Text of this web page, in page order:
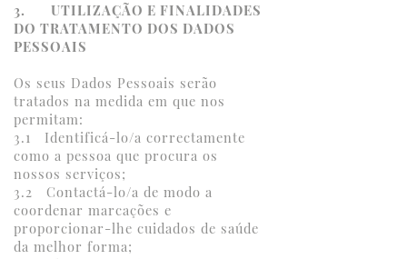
3. UTILIZAÇÃO E FINALIDADES
DO TRATAMENTO DOS DADOS
PESSOAIS
Os seus Dados Pessoais serão
tratados na medida em que nos
permitam:
3.1 Identificá-lo/a correctamente
como a pessoa que procura os
nossos serviços;
3.2 Contactá-lo/a de modo a
coordenar marcações e
proporcionar-lhe cuidados de saúde
da melhor forma;